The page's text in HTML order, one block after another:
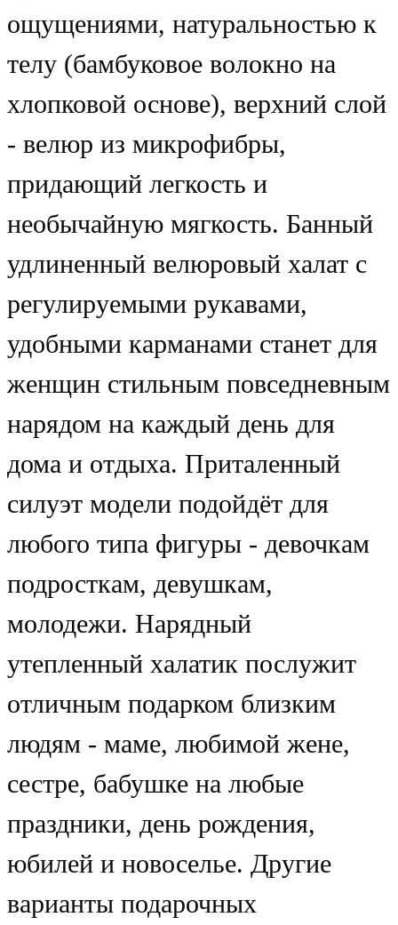
ощущениями, натуральностью к
телу (бамбуковое волокно на
хлопковой основе), верхний слой
- велюр из микрофибры,
придающий легкость и
необычайную мягкость. Банный
удлиненный велюровый халат с
регулируемыми рукавами,
удобными карманами станет для
женщин стильным повседневным
нарядом на каждый день для
дома и отдыха. Приталенный
силуэт модели подойдёт для
любого типа фигуры - девочкам
подросткам, девушкам,
молодежи. Нарядный
утепленный халатик послужит
отличным подарком близким
людям - маме, любимой жене,
сестре, бабушке на любые
праздники, день рождения,
юбилей и новоселье. Другие
варианты подарочных